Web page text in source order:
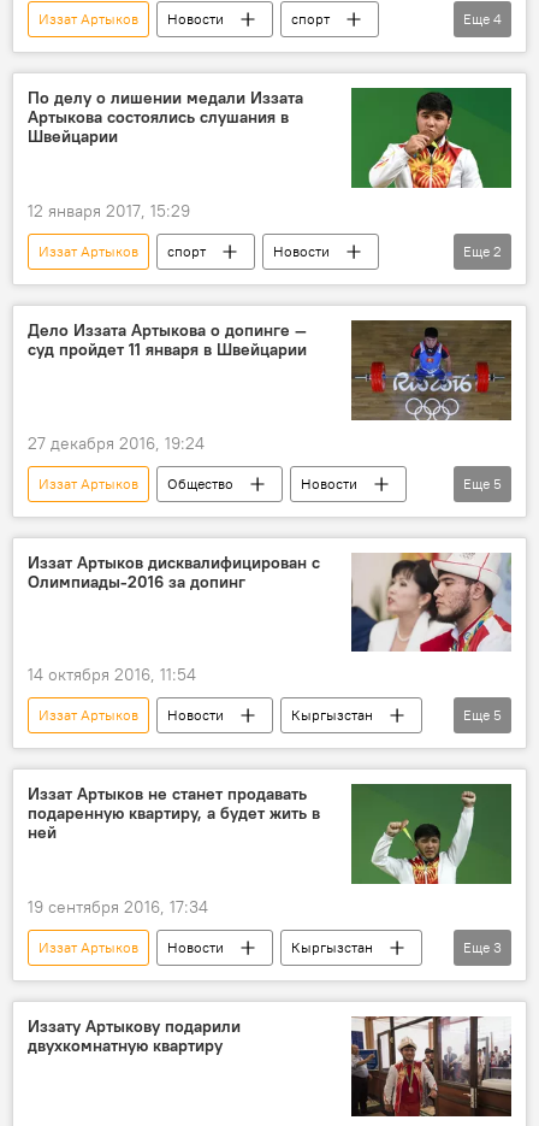
Иззат Артыков Новости
спорт
В мире
Кыргызстан
рейтинг
Допинг
Еще 4
По делу о лишении медали Иззата
Артыкова состоялись слушания в
Швейцарии
12 января 2017, 15:29
Иззат Артыков спорт
Новости
В мире
Кыргызстан
Еще 2
Дело Иззата Артыкова о допинге —
суд пройдет 11 января в Швейцарии
27 декабря 2016, 19:24
Иззат Артыков Общество
Новости
спорт
Кыргызстан
Швейцария
Усенкан Майназаров
Еще 5
Иззат Артыков дисквалифицирован с
Олимпиады-2016 за допинг
14 октября 2016, 11:54
Иззат Артыков Новости
Кыргызстан
Общество
спорт
Международная федерация тяжелой атлетики (IWF)
медаль
дисквалификация
Еще 5
Иззат Артыков не станет продавать
подаренную квартиру, а будет жить в
ней
19 сентября 2016, 17:34
Иззат Артыков Новости
Кыргызстан
Общество
медаль квартира
Еще 3
Иззату Артыкову подарили
двухкомнатную квартиру